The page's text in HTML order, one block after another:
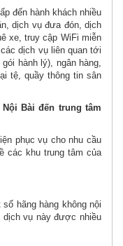
đến hành khách nhiều
dịch vụ đưa đón, dịch
xe, truy cập WiFi miễn
dịch vụ liên quan tới
hành lý), ngân hàng,
tệ, quầy thông tin sân
Bài đến trung tâm
phục vụ cho nhu cầu
các khu trung tâm của
hãng hàng không nội
vụ này được nhiều